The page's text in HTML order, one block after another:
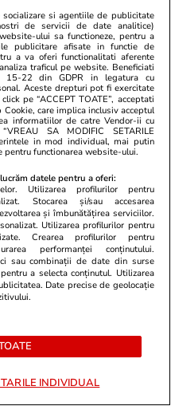
25 de ani în
faină aici decât
26 iul.
vijelii în 21 de
luni de avertizarea
26 iul. 2021
Pantelimon
26 iulie 2026.
duminică
si agentiile de publicitate
de servicii de date analitice)
ului sa functioneze, pentru a
publicitare afisate in functie de
a va oferi functionalitati aferente
traficul pe website. Beneficiati
15-22 din GDPR in legatura cu
Aceste drepturi pot fi exercitate
pe “ACCEPT TOATE”, acceptati
care implica inclusiv acceptul
informatiilor de catre Vendor-ii cu
SA MODIFIC SETARILE
in mod individual, mai putin
pentru functionarea website-ului.
datele pentru a oferi:
Utilizarea profilurilor pentru
Stocarea și/sau accesarea
și îmbunătățirea serviciilor.
Utilizarea profilurilor pentru
Crearea profilurilor pentru
performanței conținutului.
sau combinații de date din surse
a selecta conținutul. Utilizarea
Date precise de geolocație
INDIVIDUAL